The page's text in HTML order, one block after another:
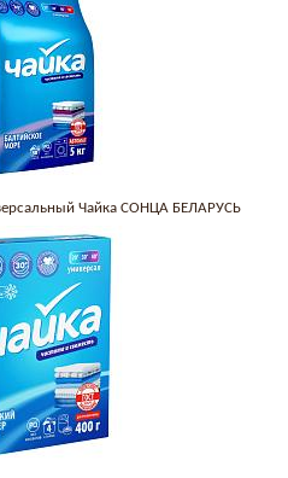
Чайка СОНЦА БЕЛАРУСЬ